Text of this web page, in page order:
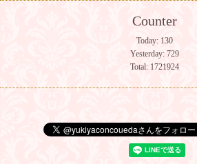
Counter
Today: 130
Yesterday: 729
Total: 1721924